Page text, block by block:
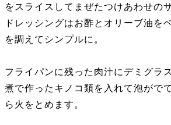
をスライスしてまぜたつけあわせの
ドレッシングはお酢とオリーブ油を
を調えてシンプルに。
フライパンに残った肉汁にデミグラ
煮で作ったキノコ類を入れて泡がで
ら火をとめます。